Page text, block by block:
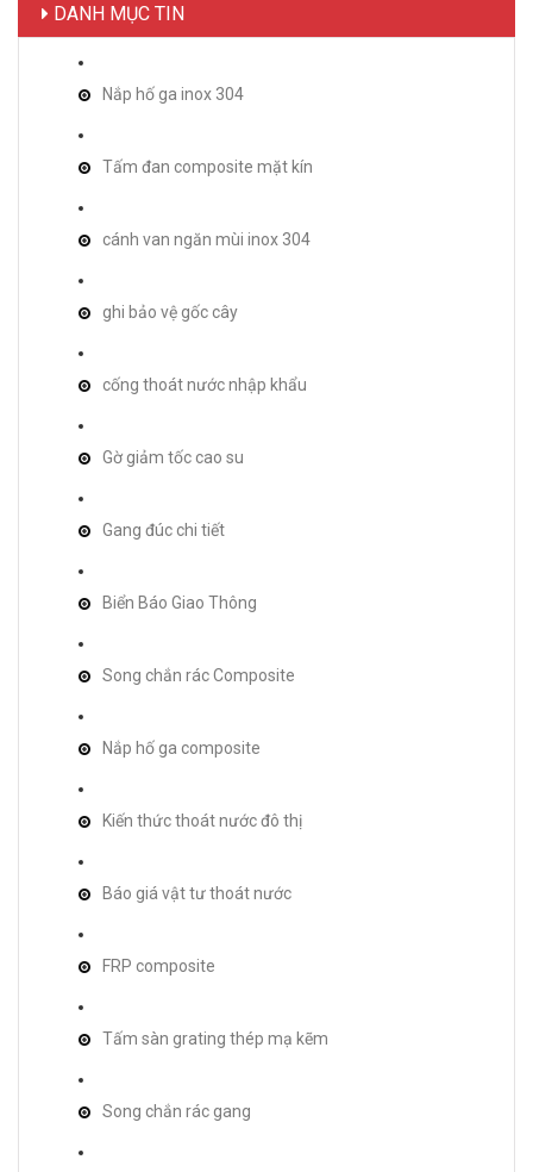
DANH MỤC TIN
Nắp hố ga inox 304
Tấm đan composite mặt kín
cánh van ngăn mùi inox 304
ghi bảo vệ gốc cây
cống thoát nước nhập khẩu
Gờ giảm tốc cao su
Gang đúc chi tiết
Biển Báo Giao Thông
Song chắn rác Composite
Nắp hố ga composite
Kiến thức thoát nước đô thị
Báo giá vật tư thoát nước
FRP composite
Tấm sàn grating thép mạ kẽm
Song chắn rác gang